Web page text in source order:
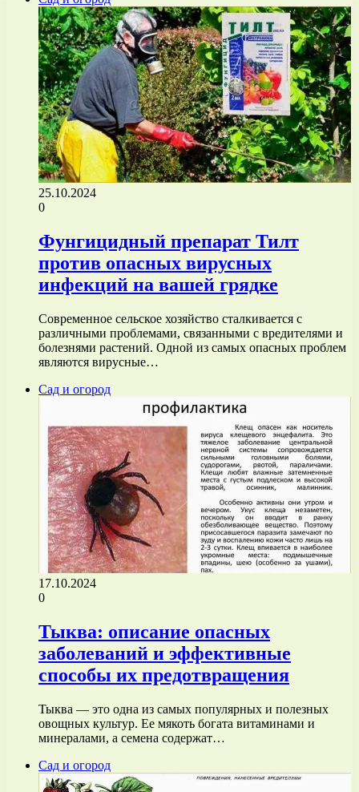
25.10.2024
0
Фунгицидный препарат Тилт
против опасных вирусных
инфекций на вашей грядке
Современное сельское хозяйство сталкивается с
различными проблемами, связанными с вредителями и
болезнями растений. Одной из самых опасных проблем
являются вирусные…
Сад и огород
17.10.2024
0
Тыква: описание опасных
заболеваний и эффективные
способы их предотвращения
Тыква — это одна из самых популярных и полезных
овощных культур. Ее мякоть богата витаминами и
минералами, а семена содержат…
Сад и огород